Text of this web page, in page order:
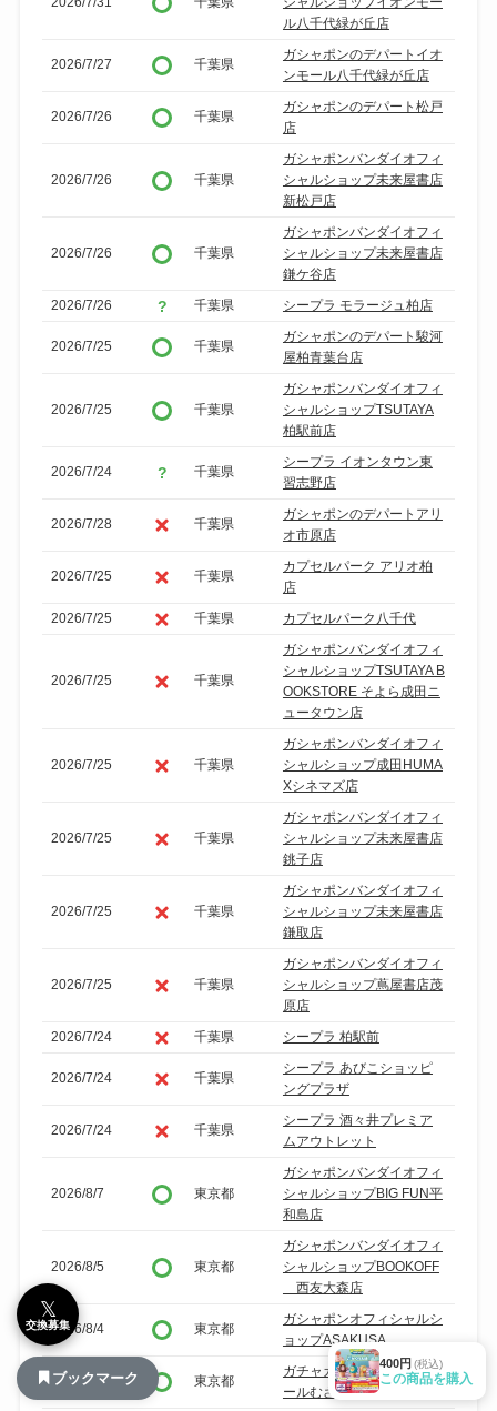
ル八千代緑が丘店
2026/7/27 千葉県
ガシャポンのデパートイオ
ンモール八千代緑が丘店
2026/7/26 千葉県
ガシャポンのデパート松戸
店
2026/7/26 千葉県
ガシャポンバンダイオフィ
シャルショップ未来屋書店
新松戸店
2026/7/26 千葉県
ガシャポンバンダイオフィ
シャルショップ未来屋書店
鎌ケ谷店
2026/7/26
千葉県 シープラ モラージュ柏店
2026/7/25 千葉県
ガシャポンのデパート駿河
屋柏青葉台店
2026/7/25 千葉県
ガシャポンバンダイオフィ
シャルショップTSUTAYA
柏駅前店
2026/7/24 千葉県
シープラ イオンタウン東
習志野店
2026/7/28 千葉県
ガシャポンのデパートアリ
オ市原店
2026/7/25 千葉県
カプセルパーク アリオ柏
店
2026/7/25
千葉県 カプセルパーク八千代
2026/7/25 千葉県
ガシャポンバンダイオフィ
シャルショップTSUTAYA B
OOKSTORE そよら成田ニ
ュータウン店
2026/7/25 千葉県
ガシャポンバンダイオフィ
シャルショップ成田HUMA
Xシネマズ店
2026/7/25 千葉県
ガシャポンバンダイオフィ
シャルショップ未来屋書店
銚子店
2026/7/25 千葉県
ガシャポンバンダイオフィ
シャルショップ未来屋書店
鎌取店
2026/7/25 千葉県
ガシャポンバンダイオフィ
シャルショップ蔦屋書店茂
原店
2026/7/24
千葉県 シープラ 柏駅前
2026/7/24 千葉県
シープラ あびこショッピ
ングプラザ
2026/7/24 千葉県
シープラ 酒々井プレミア
ムアウトレット
2026/8/7 東京都
ガシャポンバンダイオフィ
シャルショップBIG FUN平
和島店
2026/8/5 東京都
ガシャポンバンダイオフィ
シャルショップBOOKOFF
西友大森店
2026/8/4 東京都
ガシャポンオフィシャルシ
ョップASAKUSA
2026/8/4 東京都
ガチャガチャの森イオンモ
ールむさし村山店
400円 (税込)
この商品を購入
𝕏
交換募集
ブックマーク